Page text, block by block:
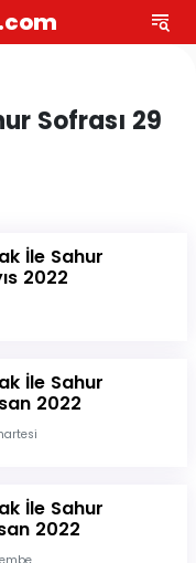
Sofrası 29
İle Sahur
2022
İle Sahur
2022
İle Sahur
2022